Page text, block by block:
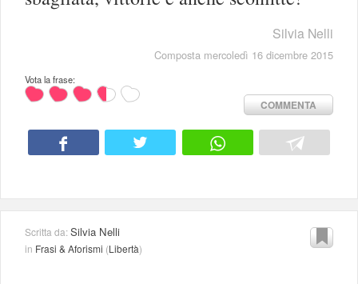
Silvia Nelli
Composta mercoledì 16 dicembre 2015
Vota la frase:
COMMENTA
Scritta da:Silvia Nelli
in Frasi & Aforismi (Libertà)